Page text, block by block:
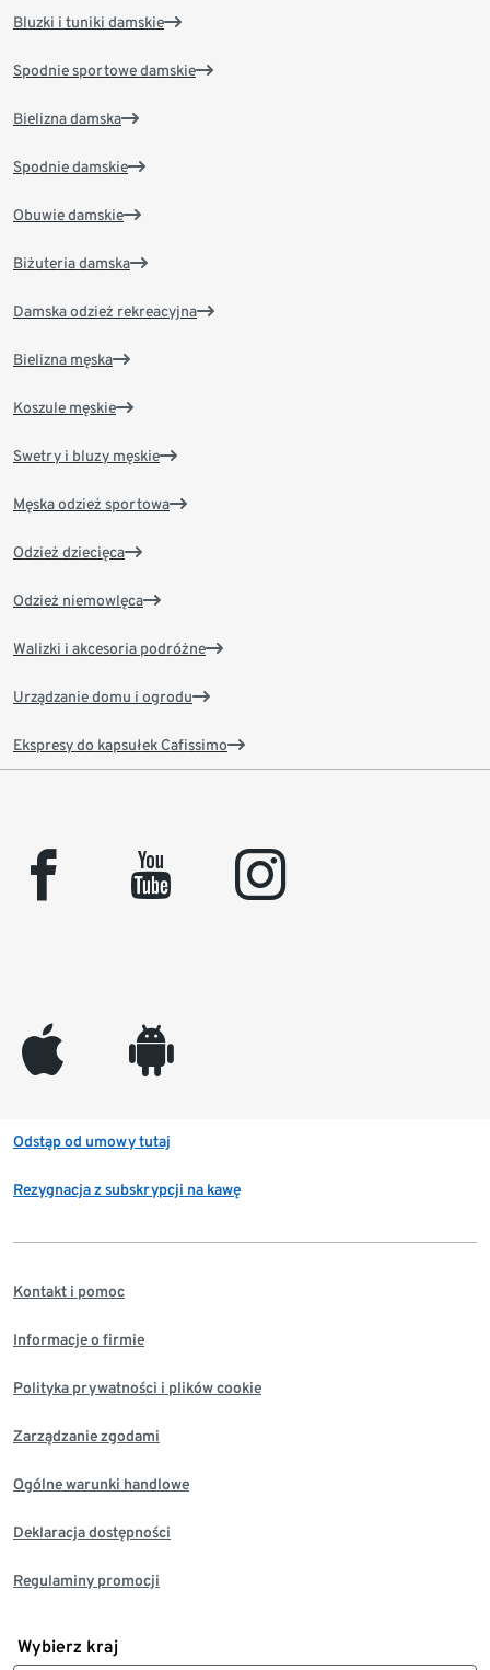
Bluzki i tuniki damskie
Spodnie sportowe damskie
Bielizna damska
Spodnie damskie
Obuwie damskie
Biżuteria damska
Damska odzież rekreacyjna
Bielizna męska
Koszule męskie
Swetry i bluzy męskie
Męska odzież sportowa
Odzież dziecięca
Odzież niemowlęca
Walizki i akcesoria podróżne
Urządzanie domu i ogrodu
Ekspresy do kapsułek Cafissimo
facebook youtube instagram
appleinc android
Odstąp od umowy tutaj
Rezygnacja z subskrypcji na kawę
Kontakt i pomoc
Informacje o firmie
Polityka prywatności i plików cookie
Zarządzanie zgodami
Ogólne warunki handlowe
Deklaracja dostępności
Regulaminy promocji
Wybierz kraj